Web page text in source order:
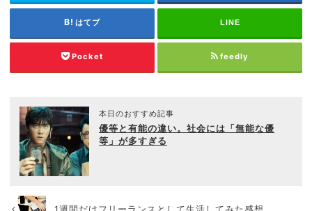
はてブ LINE
Pocket feedly
本日のおすすめ記事
優等と有能の違い。社会には「無能な優
等」が多すぎる